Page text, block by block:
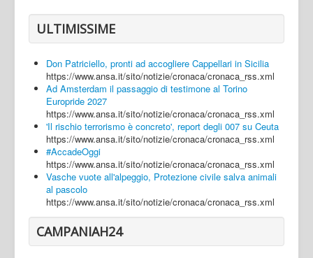
Caserta
Napoli
Salerno
Login
ULTIMISSIME
Don Patriciello, pronti ad accogliere Cappellari in Sicilia
https://www.ansa.it/sito/notizie/cronaca/cronaca_rss.xml
Ad Amsterdam il passaggio di testimone al Torino
Europride 2027
https://www.ansa.it/sito/notizie/cronaca/cronaca_rss.xml
'Il rischio terrorismo è concreto', report degli 007 su Ceuta
https://www.ansa.it/sito/notizie/cronaca/cronaca_rss.xml
#AccadeOggi
https://www.ansa.it/sito/notizie/cronaca/cronaca_rss.xml
Vasche vuote all'alpeggio, Protezione civile salva animali
al pascolo
https://www.ansa.it/sito/notizie/cronaca/cronaca_rss.xml
CAMPANIAH24